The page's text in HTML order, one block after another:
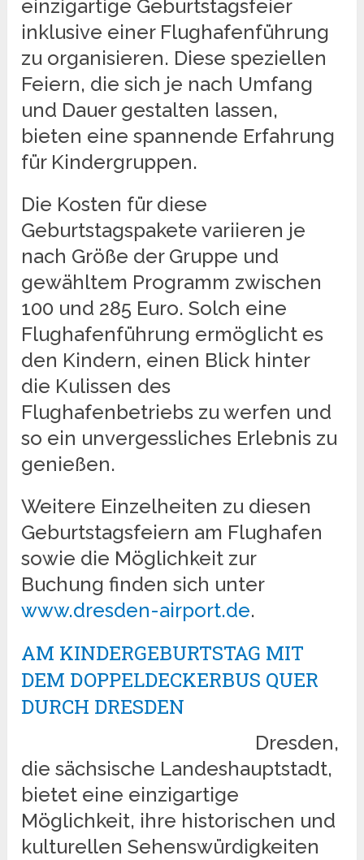
einzigartige Geburtstagsfeier
inklusive einer Flughafenführung
zu organisieren. Diese speziellen
Feiern, die sich je nach Umfang
und Dauer gestalten lassen,
bieten eine spannende Erfahrung
für Kindergruppen.
Die Kosten für diese
Geburtstagspakete variieren je
nach Größe der Gruppe und
gewähltem Programm zwischen
100 und 285 Euro. Solch eine
Flughafenführung ermöglicht es
den Kindern, einen Blick hinter
die Kulissen des
Flughafenbetriebs zu werfen und
so ein unvergessliches Erlebnis zu
genießen.
Weitere Einzelheiten zu diesen
Geburtstagsfeiern am Flughafen
sowie die Möglichkeit zur
Buchung finden sich unter
www.dresden-airport.de.
AM KINDERGEBURTSTAG MIT
DEM DOPPELDECKERBUS QUER
DURCH DRESDEN
Dresden,
die sächsische Landeshauptstadt,
bietet eine einzigartige
Möglichkeit, ihre historischen und
kulturellen Sehenswürdigkeiten